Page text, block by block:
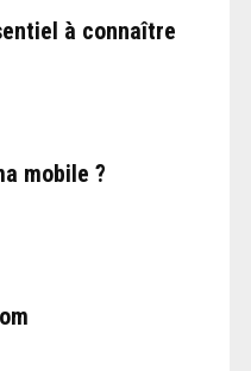
à connaître
mobile ?